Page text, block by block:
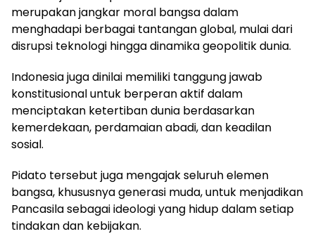
merupakan jangkar moral bangsa dalam
menghadapi berbagai tantangan global, mulai dari
disrupsi teknologi hingga dinamika geopolitik dunia.
Indonesia juga dinilai memiliki tanggung jawab
konstitusional untuk berperan aktif dalam
menciptakan ketertiban dunia berdasarkan
kemerdekaan, perdamaian abadi, dan keadilan
sosial.
Pidato tersebut juga mengajak seluruh elemen
bangsa, khususnya generasi muda, untuk menjadikan
Pancasila sebagai ideologi yang hidup dalam setiap
tindakan dan kebijakan.